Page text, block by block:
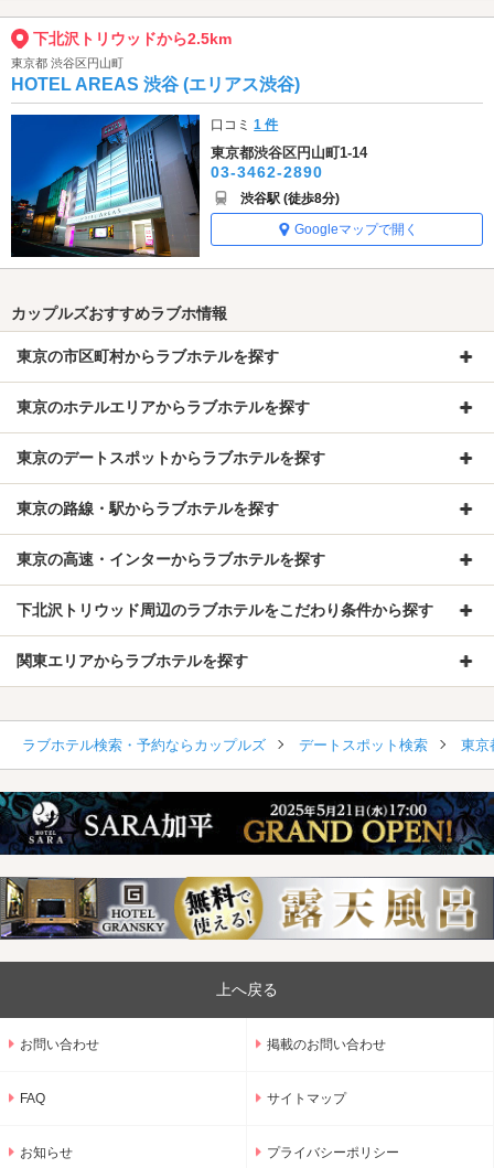
下北沢トリウッドから2.5km
東京都 渋谷区円山町
HOTEL AREAS 渋谷 (エリアス渋谷)
口コミ1 件
東京都渋谷区円山町1-14
03-3462-2890
渋谷駅 (徒歩8分)
Googleマップで開く
カップルズおすすめラブホ情報
東京の市区町村からラブホテルを探す
東京のホテルエリアからラブホテルを探す
東京のデートスポットからラブホテルを探す
東京の路線・駅からラブホテルを探す
東京の高速・インターからラブホテルを探す
下北沢トリウッド周辺のラブホテルをこだわり条件から探す
関東エリアからラブホテルを探す
ラブホテル検索・予約ならカップルズ デートスポット検索 東京
上へ戻る
お問い合わせ 掲載のお問い合わせ
FAQ サイトマップ
お知らせ プライバシーポリシー